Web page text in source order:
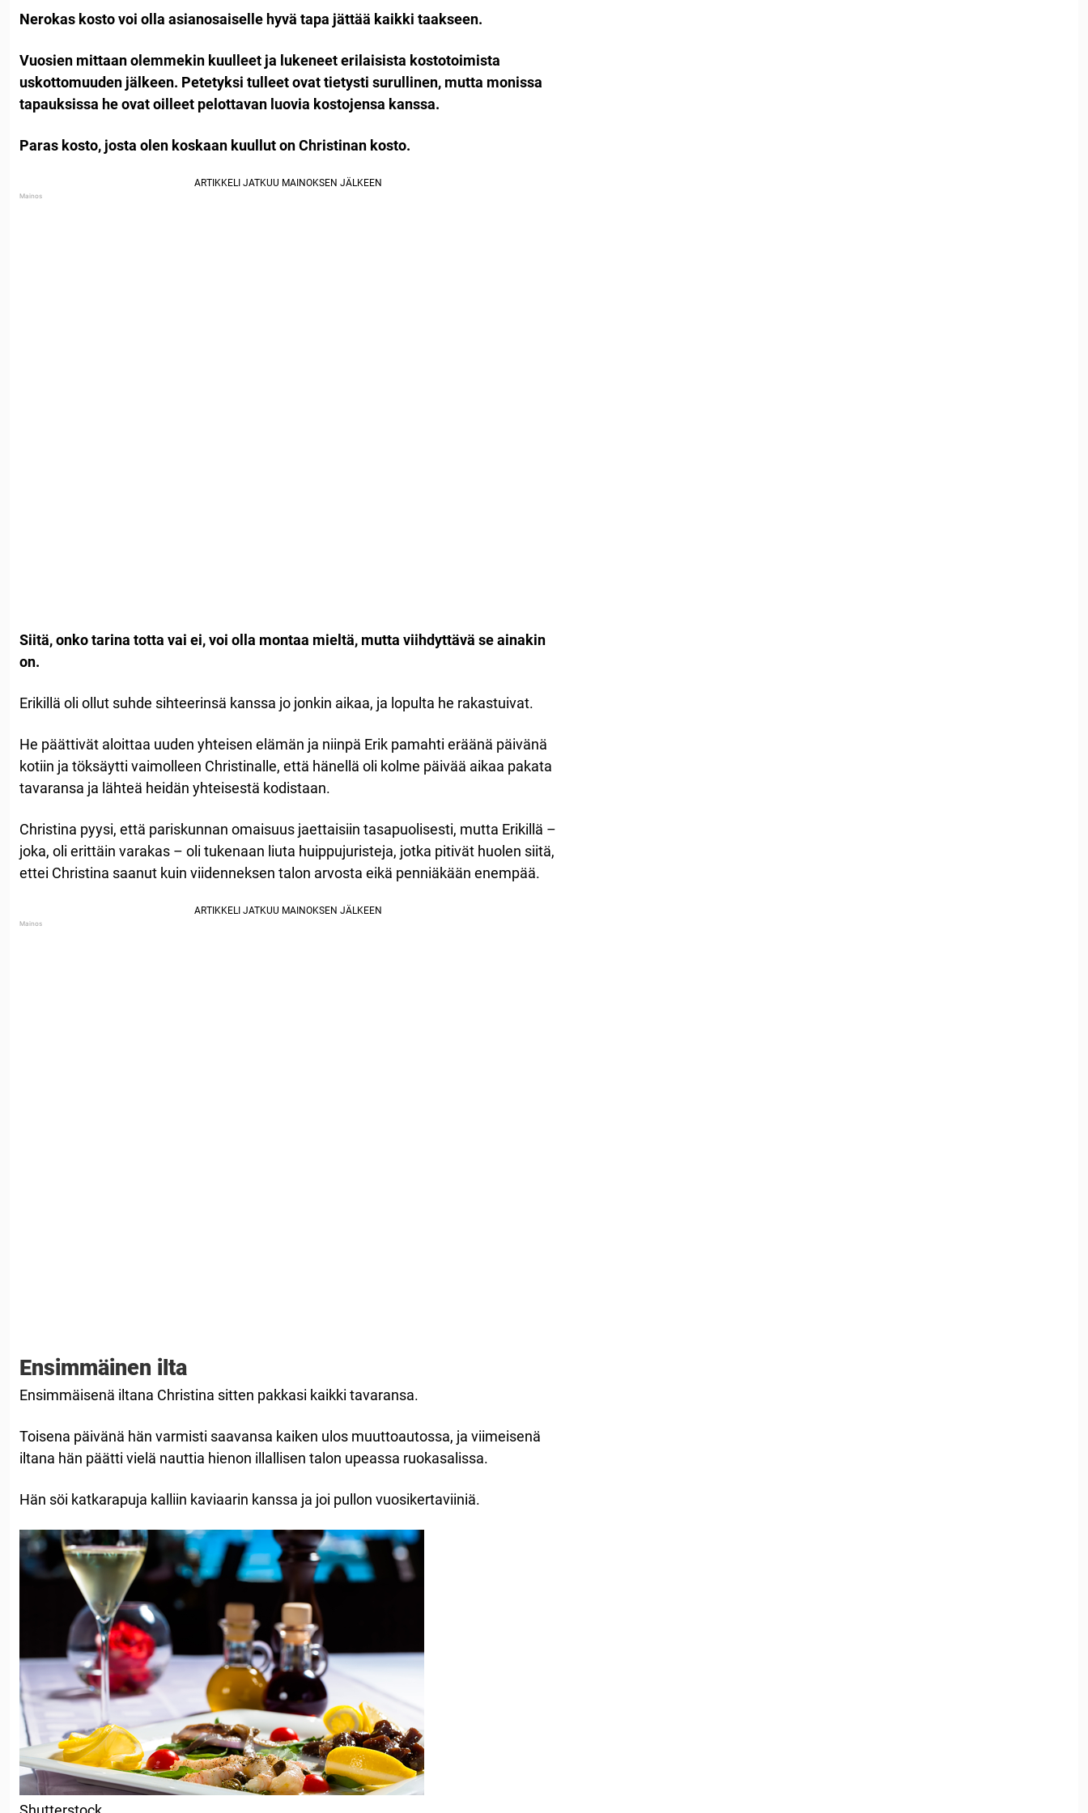
Nerokas kosto voi olla asianosaiselle hyvä tapa jättää kaikki taakseen.
Vuosien mittaan olemmekin kuulleet ja lukeneet erilaisista kostotoimista
uskottomuuden jälkeen. Petetyksi tulleet ovat tietysti surullinen, mutta monissa
tapauksissa he ovat oilleet pelottavan luovia kostojensa kanssa.
Paras kosto, josta olen koskaan kuullut on Christinan kosto.
Siitä, onko tarina totta vai ei, voi olla montaa mieltä, mutta viihdyttävä se ainakin
on.
Erikillä oli ollut suhde sihteerinsä kanssa jo jonkin aikaa, ja lopulta he rakastuivat.
He päättivät aloittaa uuden yhteisen elämän ja niinpä Erik pamahti eräänä päivänä
kotiin ja töksäytti vaimolleen Christinalle, että hänellä oli kolme päivää aikaa pakata
tavaransa ja lähteä heidän yhteisestä kodistaan.
Christina pyysi, että pariskunnan omaisuus jaettaisiin tasapuolisesti, mutta Erikillä –
joka, oli erittäin varakas – oli tukenaan liuta huippujuristeja, jotka pitivät huolen siitä,
ettei Christina saanut kuin viidenneksen talon arvosta eikä penniäkään enempää.
Ensimmäinen ilta
Ensimmäisenä iltana Christina sitten pakkasi kaikki tavaransa.
Toisena päivänä hän varmisti saavansa kaiken ulos muuttoautossa, ja viimeisenä
iltana hän päätti vielä nauttia hienon illallisen talon upeassa ruokasalissa.
Hän söi katkarapuja kalliin kaviaarin kanssa ja joi pullon vuosikertaviiniä.